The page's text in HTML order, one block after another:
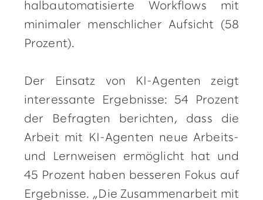
halbautomatisierte Workflows mit
minimaler menschlicher Aufsicht (58
Prozent).
Der Einsatz von KI-Agenten zeigt
interessante Ergebnisse: 54 Prozent
der Befragten berichten, dass die
Arbeit mit KI-Agenten neue Arbeits-
und Lernweisen ermöglicht hat und
45 Prozent haben besseren Fokus auf
Ergebnisse. „Die Zusammenarbeit mit